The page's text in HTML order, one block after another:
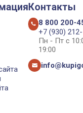
Контакты
8 800 200-
+7 (930)
Пн - Пт с
19:00